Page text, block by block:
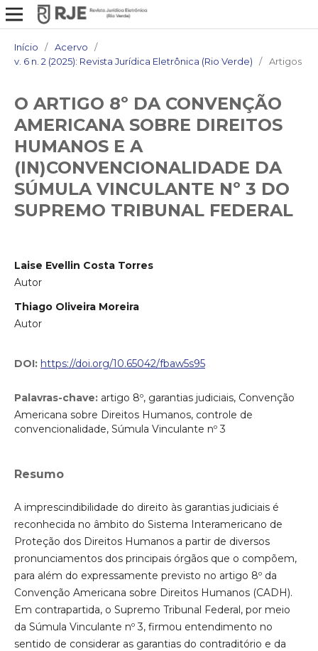
Início / Acervo
/
v. 6 n. 2 (2025): Revista Jurídica Eletrônica (Rio Verde)
/ Artigos
O ARTIGO 8º DA CONVENÇÃO
AMERICANA SOBRE DIREITOS
HUMANOS E A
(IN)CONVENCIONALIDADE DA
SÚMULA VINCULANTE Nº 3 DO
SUPREMO TRIBUNAL FEDERAL
Laise Evellin Costa Torres
Autor
Thiago Oliveira Moreira
Autor
DOI: https://doi.org/10.65042/fbaw5s95
Palavras-chave: artigo 8º, garantias judiciais, Convenção
Americana sobre Direitos Humanos, controle de
convencionalidade, Súmula Vinculante nº 3
Resumo
A imprescindibilidade do direito às garantias judiciais é
reconhecida no âmbito do Sistema Interamericano de
Proteção dos Direitos Humanos a partir de diversos
pronunciamentos dos principais órgãos que o compõem,
para além do expressamente previsto no artigo 8º da
Convenção Americana sobre Direitos Humanos (CADH).
Em contrapartida, o Supremo Tribunal Federal, por meio
da Súmula Vinculante nº 3, firmou entendimento no
sentido de considerar as garantias do contraditório e da